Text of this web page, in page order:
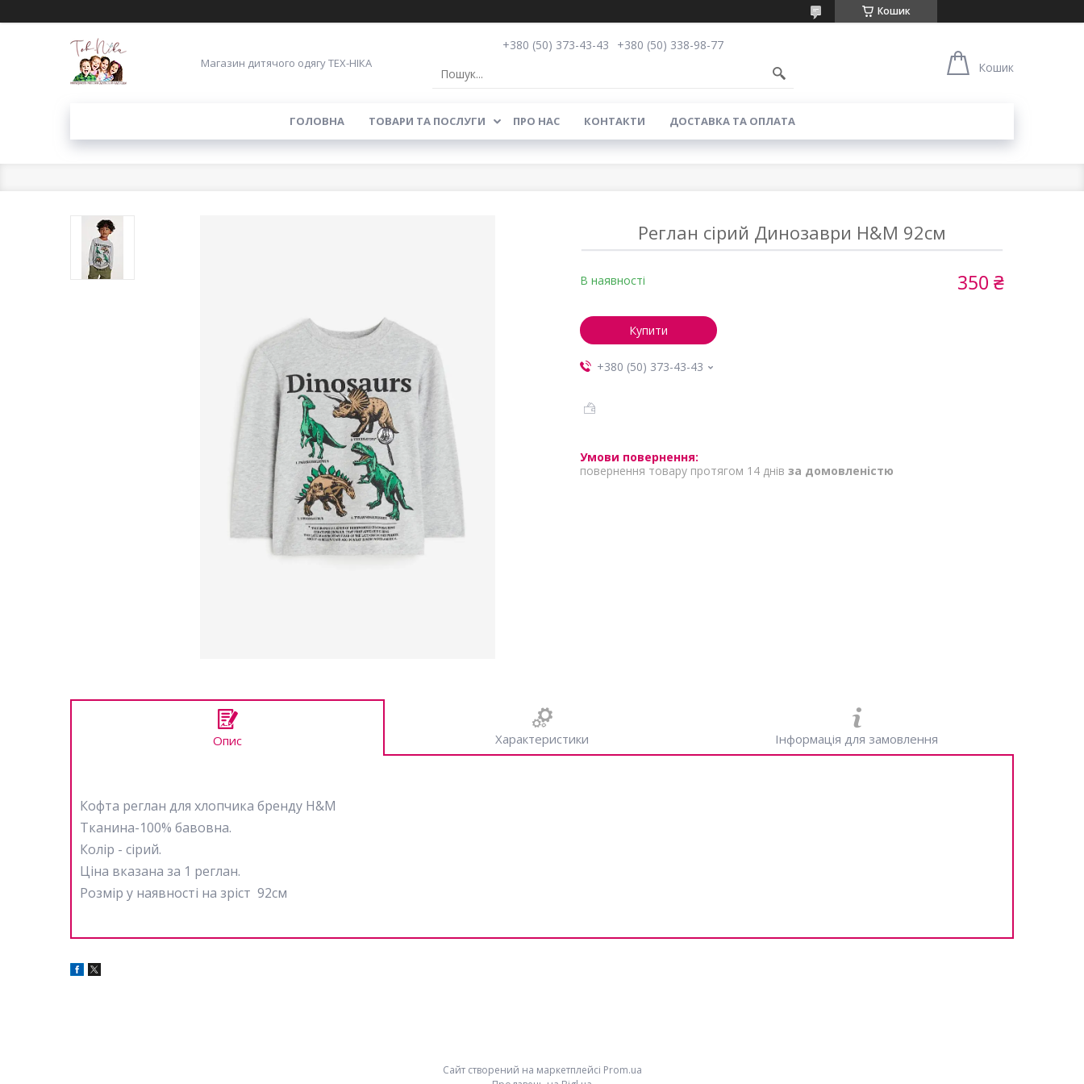
Кошик
Магазин дитячого одягу ТЕХ-НІКА
+380 (50) 373-43-43
+380 (50) 338-98-77
Кошик
ГОЛОВНА ТОВАРИ ТА ПОСЛУГИ ПРО НАС КОНТАКТИ ДОСТАВКА ТА ОПЛАТА
Реглан сірий Динозаври H&M 92см
В наявності 350 ₴
Купити
+380 (50) 373-43-43
повернення товару протягом 14 днів за домовленістю
Опис Характеристики Інформація для замовлення
Кофта реглан для хлопчика бренду H&M
Тканина-100% бавовна.
Колір - сірий.
Ціна вказана за 1 реглан.
Розмір у наявності на зріст 92см
Сайт створений на маркетплейсі Prom.ua